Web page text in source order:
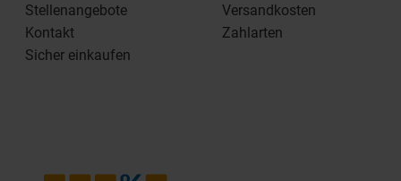
Stellenangebote
Kontakt
Sicher einkaufen
Versandkosten
Zahlarten